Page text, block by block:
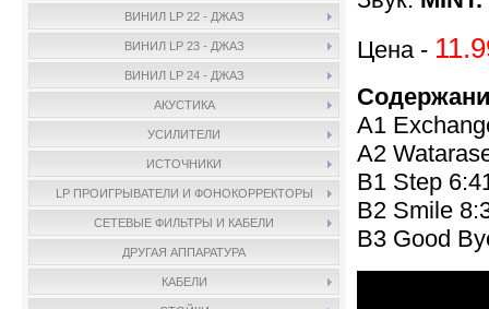
ВИНИЛ LP 22 - ДЖАЗ
ВИНИЛ LP 23 - ДЖАЗ
ВИНИЛ LP 24 - ДЖАЗ
АКУСТИКА
УСИЛИТЕЛИ
ИСТОЧНИКИ
LP ПРОИГРЫВАТЕЛИ И ФОНОКОРРЕКТОРЫ
СЕТЕВЫЕ ФИЛЬТРЫ И КАБЕЛИ
ДРУГАЯ АППАРАТУРА
КАБЕЛИ
Цена -
A1
A2
B1 Step
B2 Smile
B3 Good